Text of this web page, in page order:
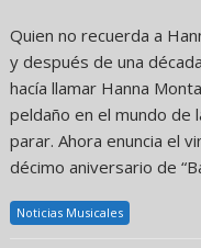
Quien no recuerda a
y después de una
hacía llamar Hanna
peldaño en el mundo de
parar. Ahora enuncia el
décimo aniversario de
Noticias Musicales